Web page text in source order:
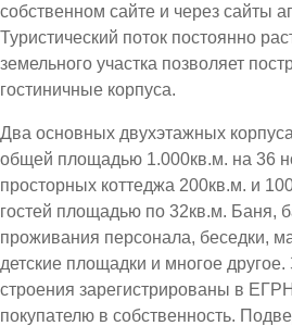
собственном сайте и через сайты
Туристический поток постоянно
земельного участка позволяет
гостиничные корпуса.
Два основных двухэтажных
общей площадью 1.000кв.м. на 36
просторных коттеджа 200кв.м. и
гостей площадью по 32кв.м. Баня,
проживания персонала, беседки,
детские площадки и многое
строения зарегистрированы в
покупателю в собственность.